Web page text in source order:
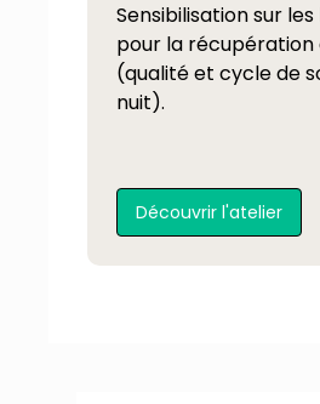
Sensibilisation sur
pour la récupération
(qualité et cycle de
nuit).
Découvrir l'atelier